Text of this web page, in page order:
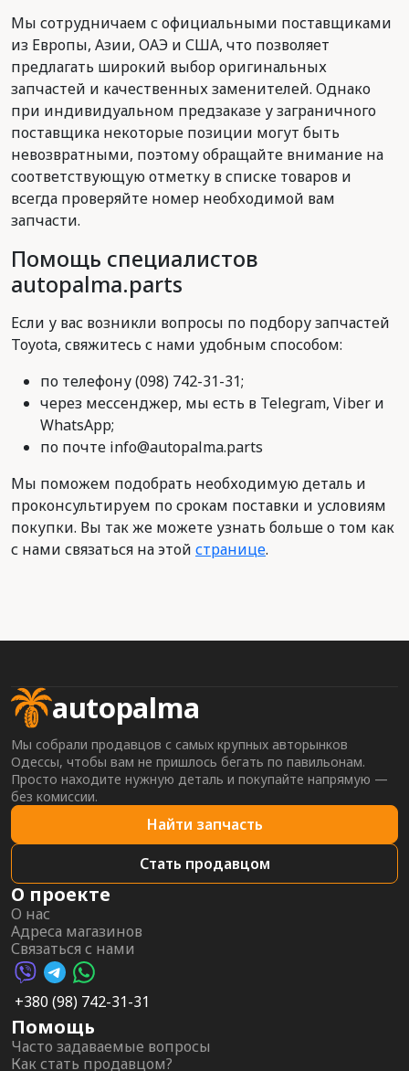
Мы сотрудничаем с официальными поставщиками
из Европы, Азии, ОАЭ и США, что позволяет
предлагать широкий выбор оригинальных
запчастей и качественных заменителей. Однако
при индивидуальном предзаказе у заграничного
поставщика некоторые позиции могут быть
невозвратными, поэтому обращайте внимание на
соответствующую отметку в списке товаров и
всегда проверяйте номер необходимой вам
запчасти.
Помощь специалистов
autopalma.parts
Если у вас возникли вопросы по подбору запчастей
Toyota, свяжитесь с нами удобным способом:
по телефону (098) 742-31-31;
через мессенджер, мы есть в Telegram, Viber и
WhatsApp;
по почте info@autopalma.parts
Мы поможем подобрать необходимую деталь и
проконсультируем по срокам поставки и условиям
покупки. Вы так же можете узнать больше о том как
с нами связаться на этой странице.
autopalma
Мы собрали продавцов с самых крупных авторынков
Одессы, чтобы вам не пришлось бегать по павильонам.
Просто находите нужную деталь и покупайте напрямую —
без комиссии.
Найти запчасть
Стать продавцом
О проекте
О нас
Адреса магазинов
Связаться с нами
Viber AutoPalma
Telegram AutoPalma
WhatsApp AutoPalma
+380 (98) 742-31-31
Помощь
Часто задаваемые вопросы
Как стать продавцом?